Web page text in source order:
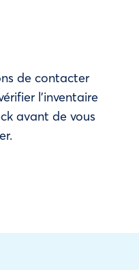
de contacter
l’inventaire
avant de vous